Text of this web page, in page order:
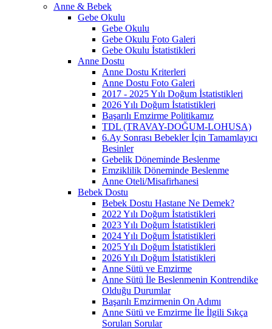
Anne & Bebek
Gebe Okulu
Gebe Okulu
Gebe Okulu Foto Galeri
Gebe Okulu İstatistikleri
Anne Dostu
Anne Dostu Kriterleri
Anne Dostu Foto Galeri
2017 - 2025 Yılı Doğum İstatistikleri
2026 Yılı Doğum İstatistikleri
Başarılı Emzirme Politikamız
TDL (TRAVAY-DOĞUM-LOHUSA)
6.Ay Sonrası Bebekler İçin Tamamlayıcı
Besinler
Gebelik Döneminde Beslenme
Emziklilik Döneminde Beslenme
Anne Oteli/Misafirhanesi
Bebek Dostu
Bebek Dostu Hastane Ne Demek?
2022 Yılı Doğum İstatistikleri
2023 Yılı Doğum İstatistikleri
2024 Yılı Doğum İstatistikleri
2025 Yılı Doğum İstatistikleri
2026 Yılı Doğum İstatistikleri
Anne Sütü ve Emzirme
Anne Sütü İle Beslenmenin Kontrendike
Olduğu Durumlar
Başarılı Emzirmenin On Adımı
Anne Sütü ve Emzirme İle İlgili Sıkça
Sorulan Sorular